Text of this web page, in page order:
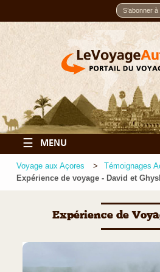
☰ MENU
Voyage aux Açores
Témoignages
Expérience de voyage - David et
Expérience de